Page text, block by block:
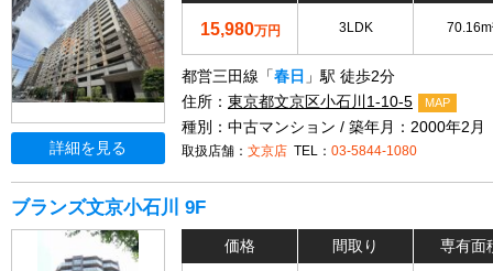
詳細を見る
15,980万円 3LDK
都営三田線「 春日 」駅 徒歩2分
住所： 東京都文京区小石川1-10-5 MAP
種別：中古マンション / 築年月：2000年2月
取扱店舗： 文京店 TEL： 03-5844-1080
ブランズ文京小石川 9F
価格 間取り 専有面